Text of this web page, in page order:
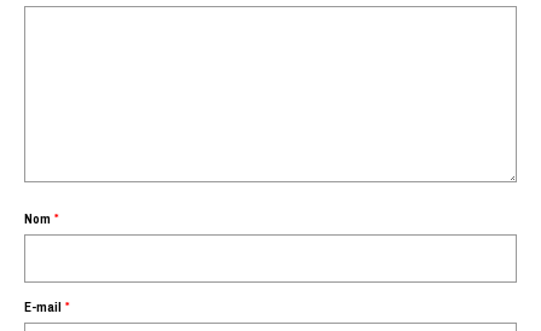
Nom *
E-mail *